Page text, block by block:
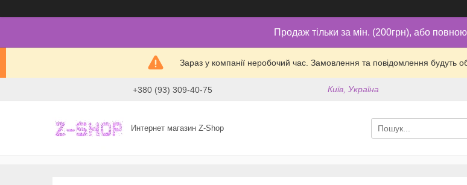
Продаж тільки за мін. (200грн), або
Зараз у компанії неробочий час. Замовлення та повідомлення будуть
+380 (93) 309-40-75 Київ, Україна
Интернет магазин Z-Shop